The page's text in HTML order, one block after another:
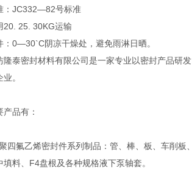
：JC332—82号标准
20. 25. 30KG运输
：0—30`C阴凉干燥处，避免雨淋日晒。
隆泰密封材料有限公司是一家专业以密封产品研
。
品有：
氟乙烯密封件系列制品：管、棒、板、车削板
填料、F4盘根及各种规格液下泵轴套。